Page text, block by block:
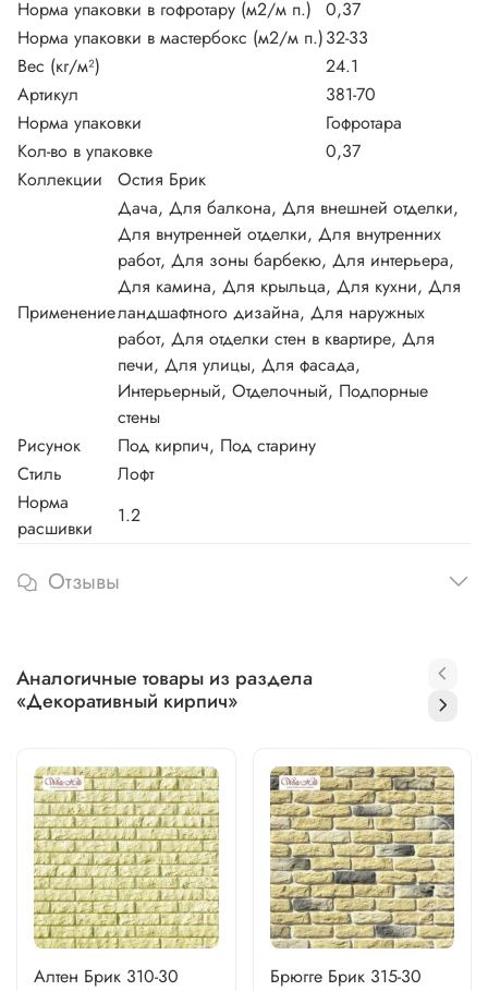
Норма упаковки в гофротару (м2/м п.)
0,37
Норма упаковки в мастербокс (м2/м п.)32-33
Вес (кг/м²)
24.1
Артикул
381-70
Норма упаковки
Гофротара
Кол-во в упаковке
0,37
Коллекции
Остия Брик
Применение
Дача, Для балкона, Для внешней отделки,
Для внутренней отделки, Для внутренних
работ, Для зоны барбекю, Для интерьера,
Для камина, Для крыльца, Для кухни, Для
ландшафтного дизайна, Для наружных
работ, Для отделки стен в квартире, Для
печи, Для улицы, Для фасада,
Интерьерный, Отделочный, Подпорные
стены
Рисунок
Под кирпич, Под старину
Стиль
Лофт
Норма
расшивки
1.2
Отзывы
Аналогичные товары из раздела
«Декоративный кирпич»
Алтен Брик 310-30 Брюгге Брик 315-30